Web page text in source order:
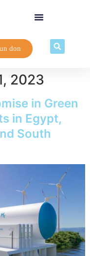
don
2023
in Green
in Egypt,
South